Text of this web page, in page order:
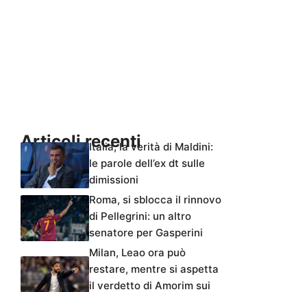
Articoli recentiItalia, la verità di Maldini:
le parole dell’ex dt sulle
dimissioni
Roma, si sblocca il rinnovo
di Pellegrini: un altro
senatore per Gasperini
Milan, Leao ora può
restare, mentre si aspetta
il verdetto di Amorim sui